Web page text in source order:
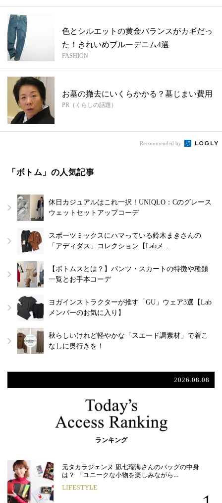
色とシルエットの黄金バランスがカギだっ
た！きれいめブルーデニム4選
FASHION
お墓の撤去にいくらかかる？墓じまい費用
PR（くらしの話題）
Recommended by
「ボトム」の人気記事
休日カジュアルはこれ一択！UNIQLO：Cのグレース
ウェットセットアップコーデ
スポーツミックスにハマっている鈴木まきさんの
「アディダス」コレクション【Labメ…
【ボトムスとは？】パンツ・スカートの特徴や種類
一覧とお手本コーデ
ヨガインストラクターが推す「GU」ウェア3選【Lab
メンバーのお気に入り】
秋らしいけれど軽やかな「スエード調素材」で着こ
なしに奥行きを！
2026.08.08
ランキング
元タカラジェンヌ 凪七瑠海さんのバッグの中身
は？ 「ユニークな小物を楽しみながら…
LIFESTYLE